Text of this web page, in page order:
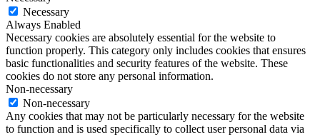
Necessary
Always Enabled
Necessary cookies are absolutely essential for the website to
function properly. This category only includes cookies that ensures
basic functionalities and security features of the website. These
cookies do not store any personal information.
Non-necessary
Non-necessary
Any cookies that may not be particularly necessary for the website
to function and is used specifically to collect user personal data via